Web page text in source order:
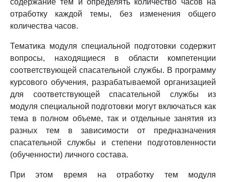
содержание тем и определять количество часов на
отработку каждой темы, без изменения общего
количества часов.
Тематика модуля специальной подготовки содержит
вопросы, находящиеся в области компетенции
соответствующей спасательной службы. В программу
курсового обучения, разрабатываемой организацией
для соответствующей спасательной службы из
модуля специальной подготовки могут включаться как
тема в полном объеме, так и отдельные занятия из
разных тем в зависимости от предназначения
спасательной службы и степени подготовленности
(обученности) личного состава.
При этом время на отработку тем модуля